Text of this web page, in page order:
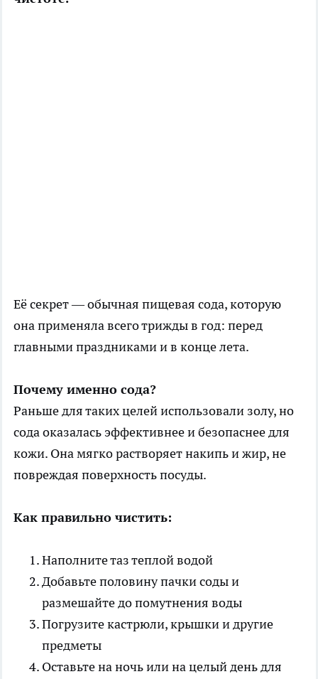
Её секрет — обычная пищевая сода, которую
она применяла всего трижды в год: перед
главными праздниками и в конце лета.
Почему именно сода?
Раньше для таких целей использовали золу, но
сода оказалась эффективнее и безопаснее для
кожи. Она мягко растворяет накипь и жир, не
повреждая поверхность посуды.
Как правильно чистить:
Наполните таз теплой водой
Добавьте половину пачки соды и
размешайте до помутнения воды
Погрузите кастрюли, крышки и другие
предметы
Оставьте на ночь или на целый день для